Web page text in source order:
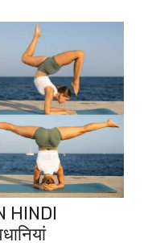
HINDI